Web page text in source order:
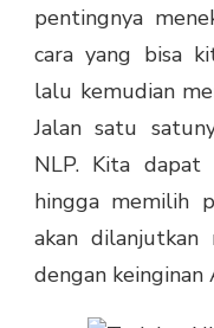
pentingnya
cara yang bisa
lalu kemudian
Jalan satu
NLP. Kita dapat
hingga memilih
akan dilanjutkan
dengan keinginan